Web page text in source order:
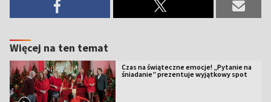
Więcej na ten temat
Czas na świąteczne emocje! „Pytanie na
śniadanie” prezentuje wyjątkowy spot